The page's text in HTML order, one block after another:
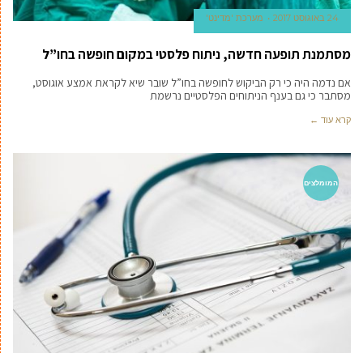
24 באוגוסט 2017 מערכת 'מדינט'
מסתמנת תופעה חדשה, ניתוח פלסטי במקום חופשה בחו”ל
אם נדמה היה כי רק הביקוש לחופשה בחו”ל שובר שיא לקראת אמצע אוגוסט,
מסתבר כי גם בענף הניתוחים הפלסטיים נרשמת
קרא עוד ←
המומלצים